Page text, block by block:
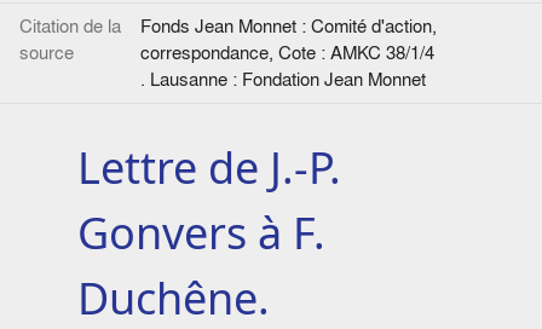
Citation de la
source
Fonds Jean Monnet : Comité d'action,
correspondance, Cote : AMKC 38/1/4
. Lausanne : Fondation Jean Monnet
Lettre de J.-P.
Gonvers à F.
Duchêne.